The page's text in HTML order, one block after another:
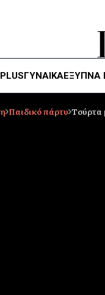
PLUSΓΥΝΑΙΚΑΈΞΥΠΝΑ
Παιδικό πάρτυ Tούρτα